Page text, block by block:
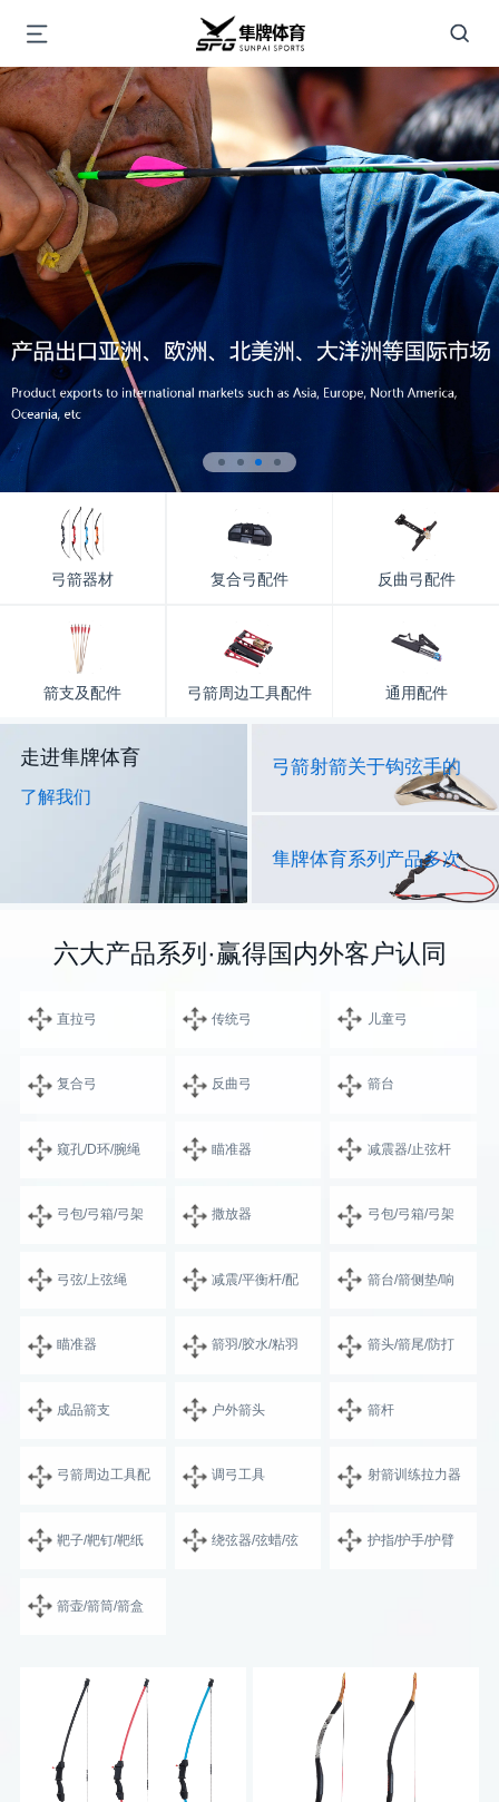
弓箭器材 复合弓配件 反曲弓配件
箭支及配件 弓箭周边工具配件 通用配件
走进隼牌体育
了解我们
弓箭射箭关于钩弦手的
隼牌体育系列产品多次
六大产品系列·赢得国内外客户认同
直拉弓 传统弓 儿童弓
复合弓 反曲弓 箭台
窥孔/D环/腕绳 瞄准器 减震器/止弦杆
弓包/弓箱/弓架 撒放器 弓包/弓箱/弓架
弓弦/上弦绳 减震/平衡杆/配 箭台/箭侧垫/响
瞄准器 箭羽/胶水/粘羽 箭头/箭尾/防打
成品箭支 户外箭头 箭杆
弓箭周边工具配 调弓工具 射箭训练拉力器
靶子/靶钉/靶纸 绕弦器/弦蜡/弦 护指/护手/护臂
箭壶/箭筒/箭盒